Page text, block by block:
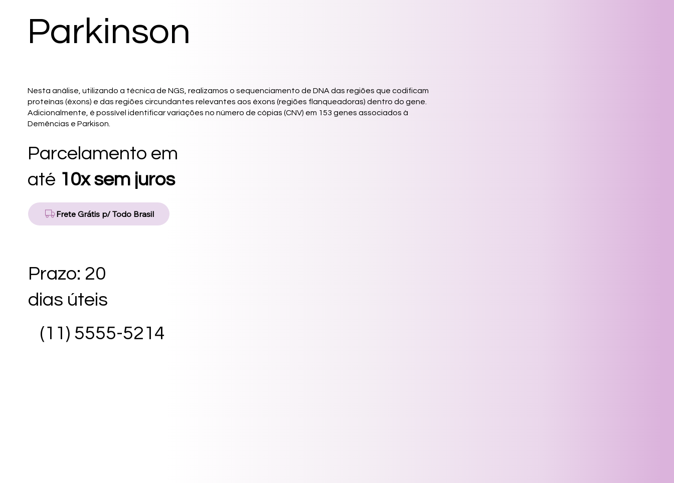
Parkinson
Nesta análise, utilizando a técnica de NGS, realizamos o sequenciamento de DNA das regiões que codificam
proteínas (éxons) e das regiões circundantes relevantes aos éxons (regiões flanqueadoras) dentro do gene.
Adicionalmente, é possível identificar variações no número de cópias (CNV) em 153 genes associados à
Demências e Parkison.
Parcelamento em
até 10x sem juros
Frete Grátis p/ Todo Brasil
Prazo: 20
dias úteis
(11) 5555-5214